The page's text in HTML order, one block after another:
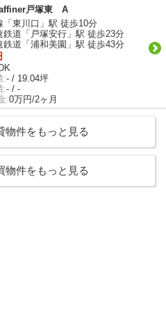
戸塚東 A
「東川口」駅 徒歩10分
鉄道「戸塚安行」駅 徒歩23分
鉄道「浦和美園」駅 徒歩43分
:- / 19.04坪
:- / -
:0万円/2ヶ月
物件をもっと見る
物件をもっと見る